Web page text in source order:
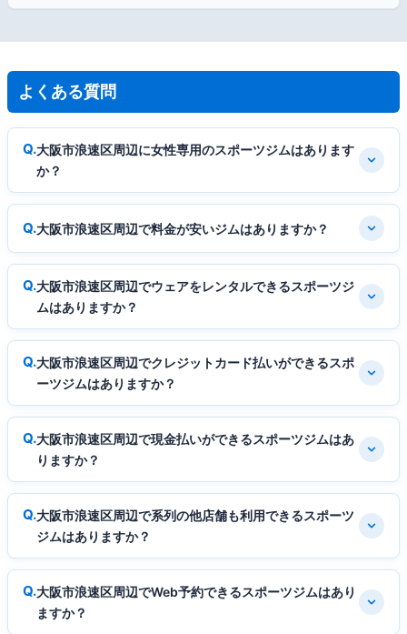
よくある質問
大阪市浪速区周辺に女性専用のスポーツジムはあります
か？
大阪市浪速区周辺で料金が安いジムはありますか？
大阪市浪速区周辺でウェアをレンタルできるスポーツジ
ムはありますか？
大阪市浪速区周辺でクレジットカード払いができるスポ
ーツジムはありますか？
大阪市浪速区周辺で現金払いができるスポーツジムはあ
りますか？
大阪市浪速区周辺で系列の他店舗も利用できるスポーツ
ジムはありますか？
大阪市浪速区周辺でWeb予約できるスポーツジムはあり
ますか？